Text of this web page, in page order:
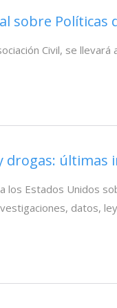
sobre Políticas
Civil, se
drogas: últimas
los Estados Unidos
datos,